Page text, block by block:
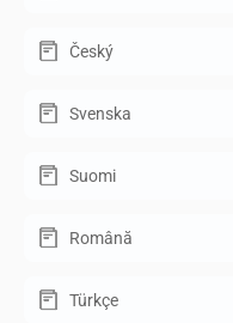
Český
Svenska
Suomi
Română
Türkçe